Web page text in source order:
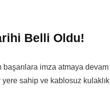
Belli Oldu!
imza atmaya devam
yere sahip ve kablosuz kulaklık